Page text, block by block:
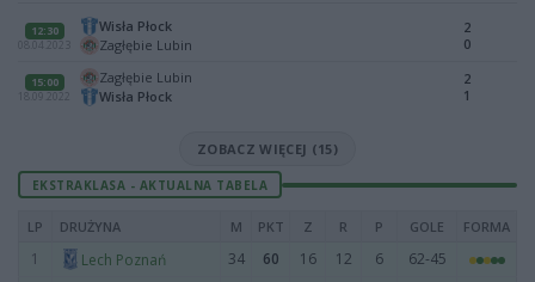
12:30
08.04.2023
Wisła Płock
Zagłębie Lubin
2
0
15:00
18.09.2022
Zagłębie Lubin
Wisła Płock
2
1
ZOBACZ WIĘCEJ (15)
EKSTRAKLASA - AKTUALNA TABELA
LP DRUŻYNA M PKT Z R P GOLE FORMA
1 Lech Poznań 34 60 16 12 6
62-45